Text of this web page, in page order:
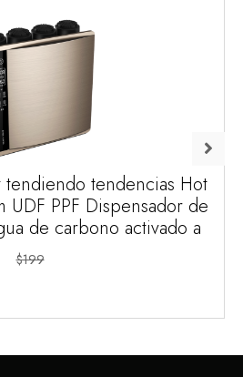
tendiendo tendencias Hot
UDF PPF Dispensador de
de carbono activado a
$199